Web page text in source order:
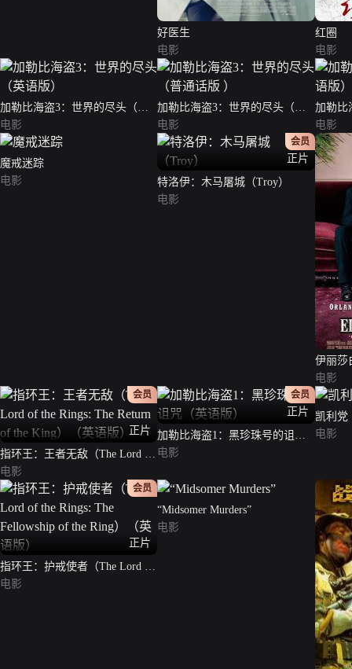
好医生
电影
红圈
电影
加勒比海盗3：世界的尽头（英
语版）
电影
加勒比海盗3：世界的尽头（普
电影
加勒比
版）
电影
魔戒迷踪
电影
正片
会员
特洛伊：木马屠城（Troy）
电影
伊丽莎
电影
正片
会员
指环王：王者无敌（The Lord of
the Rings: The Return of the
King）（英语版）
电影
正片
会员
加勒比海盗1：黑珍珠号的诅咒
（英语版）
电影
凯利党
电影
正片
会员
指环王：护戒使者（The Lord of
the Rings: The Fellowship of the
电影
“Midsomer Murders”
电影